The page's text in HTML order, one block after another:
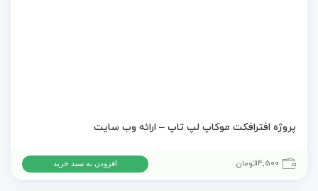
پروژه افترافکت موکاپ لپ تاپ – ارائه وب سایت
14,500تومان افزودن به سبد خرید